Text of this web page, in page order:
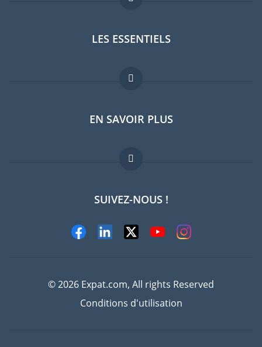
LES ESSENTIELS
Forum expatriés
Guides pays
Offres d'emploi
EN SAVOIR PLUS
FAQ
Experts
SUIVEZ-NOUS !
© 2026 Expat.com, All rights Reserved
Conditions d'utilisation